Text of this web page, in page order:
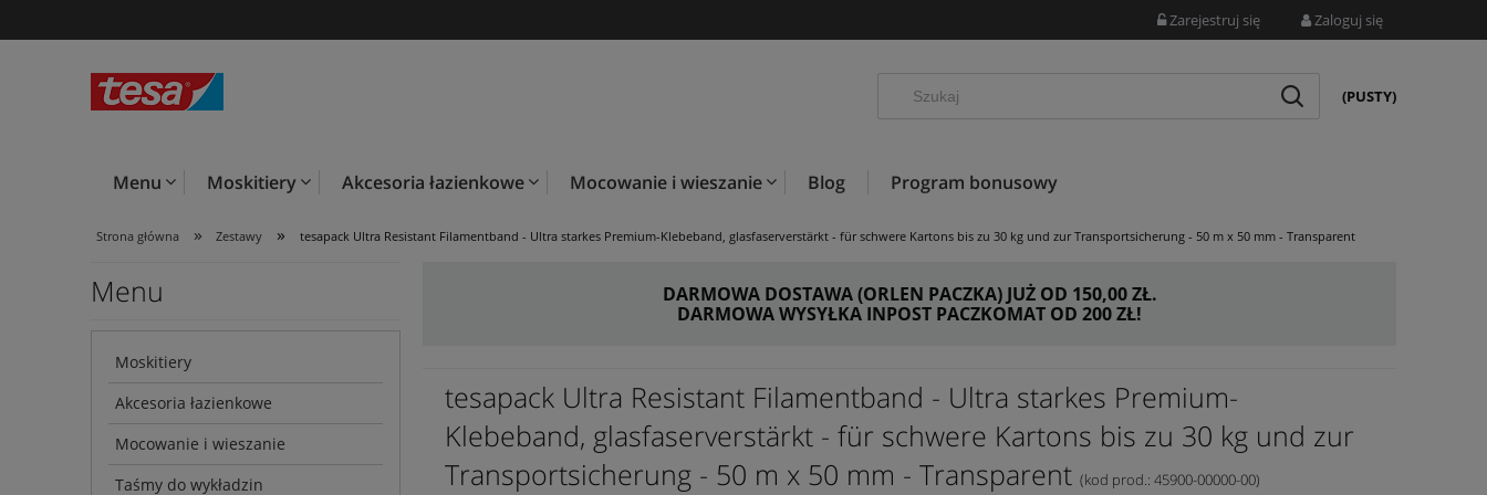
Zarejestruj się Zaloguj się
(PUSTY)
Menu Moskitiery Akcesoria łazienkowe Mocowanie i wieszanie Blog Program bonusowy
Strona główna » Zestawy » tesapack Ultra Resistant Filamentband - Ultra starkes Premium-Klebeband, glasfaserverstärkt - für schwere Kartons bis zu 30 kg und zur Transportsicherung - 50 m x 50 mm - Transparent
Menu
Moskitiery
Akcesoria łazienkowe
Mocowanie i wieszanie
Taśmy do wykładzin
DARMOWA DOSTAWA (ORLEN PACZKA) JUŻ OD 150,00 ZŁ.
DARMOWA WYSYŁKA INPOST PACZKOMAT OD 200 ZŁ!
tesapack Ultra Resistant Filamentband - Ultra starkes Premium-
Klebeband, glasfaserverstärkt - für schwere Kartons bis zu 30 kg und zur
Transportsicherung - 50 m x 50 mm - Transparent (kod prod.: 45900-00000-00)